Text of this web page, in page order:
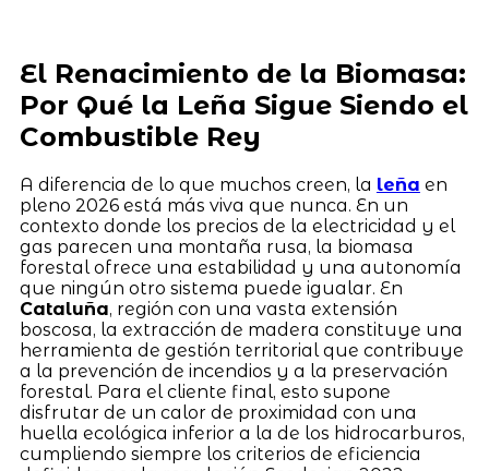
El Renacimiento de la Biomasa:
Por Qué la Leña Sigue Siendo el
Combustible Rey
A diferencia de lo que muchos creen, la leña en
pleno 2026 está más viva que nunca. En un
contexto donde los precios de la electricidad y el
gas parecen una montaña rusa, la biomasa
forestal ofrece una estabilidad y una autonomía
que ningún otro sistema puede igualar. En
Cataluña, región con una vasta extensión
boscosa, la extracción de madera constituye una
herramienta de gestión territorial que contribuye
a la prevención de incendios y a la preservación
forestal. Para el cliente final, esto supone
disfrutar de un calor de proximidad con una
huella ecológica inferior a la de los hidrocarburos,
cumpliendo siempre los criterios de eficiencia